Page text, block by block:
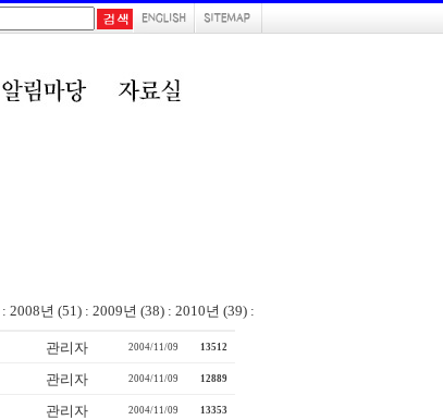
: 2008년 (51) : 2009년 (38) : 2010년 (39) :
관리자 2004/11/09 13512
관리자 2004/11/09 12889
관리자 2004/11/09 13353